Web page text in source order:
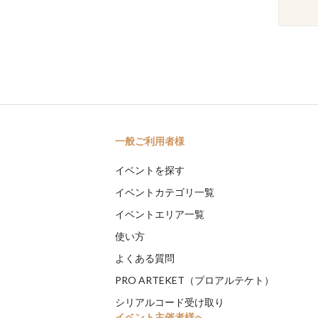
一般ご利用者様
イベントを探す
イベントカテゴリ一覧
イベントエリア一覧
使い方
よくある質問
PRO ARTEKET（プロアルテケト）
シリアルコード受け取り